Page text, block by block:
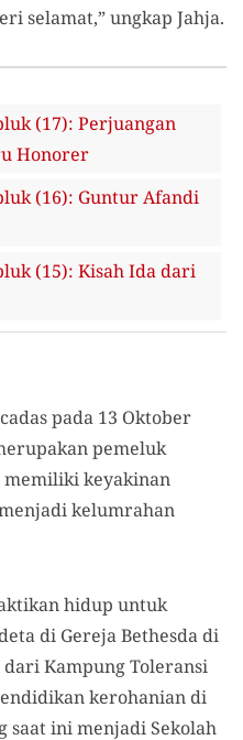
selamat,” ungkap Jahja.
(17): Perjuangan
Honorer
(16): Guntur Afandi
(15): Kisah Ida dari
pada 13 Oktober
pemeluk
memiliki keyakinan
kelumrahan
hidup untuk
di Gereja Bethesda di
Kampung Toleransi
kerohanian di
ini menjadi Sekolah